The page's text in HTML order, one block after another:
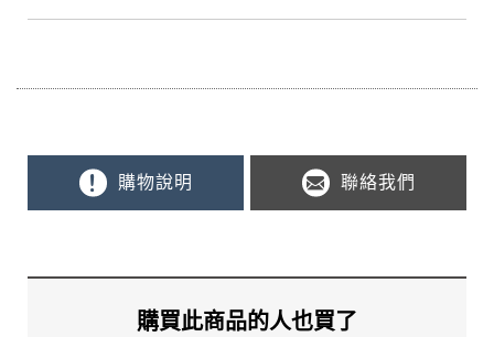
購物說明 聯絡我們
購買此商品的人也買了